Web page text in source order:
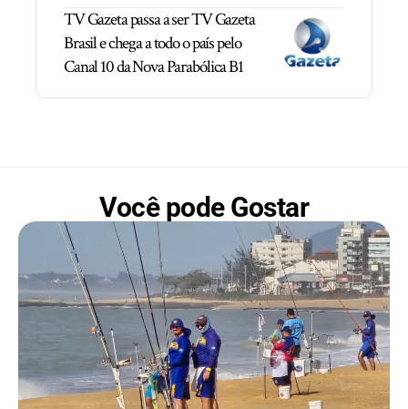
TV Gazeta passa a ser TV Gazeta
Brasil e chega a todo o país pelo
Canal 10 da Nova Parabólica B1
Você pode Gostar